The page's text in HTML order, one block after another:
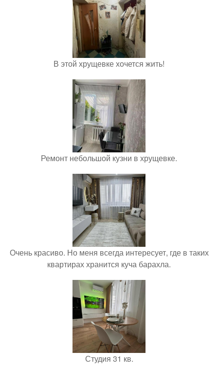
В этой хрущевке хочется жить!
Ремонт небольшой кузни в хрущевке.
Очень красиво. Но меня всегда интересует, где в таких
квартирах хранится куча барахла.
Студия 31 кв.